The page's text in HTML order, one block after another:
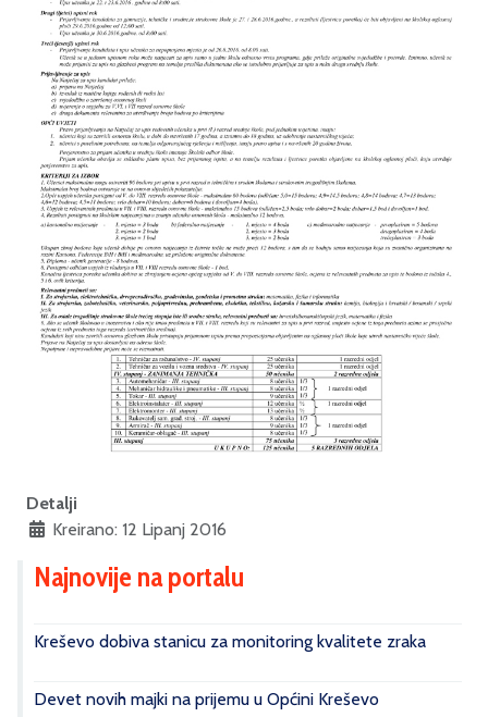
Detalji
Kreirano: 12 Lipanj 2016
Najnovije na portalu
Kreševo dobiva stanicu za monitoring kvalitete zraka
Devet novih majki na prijemu u Općini Kreševo